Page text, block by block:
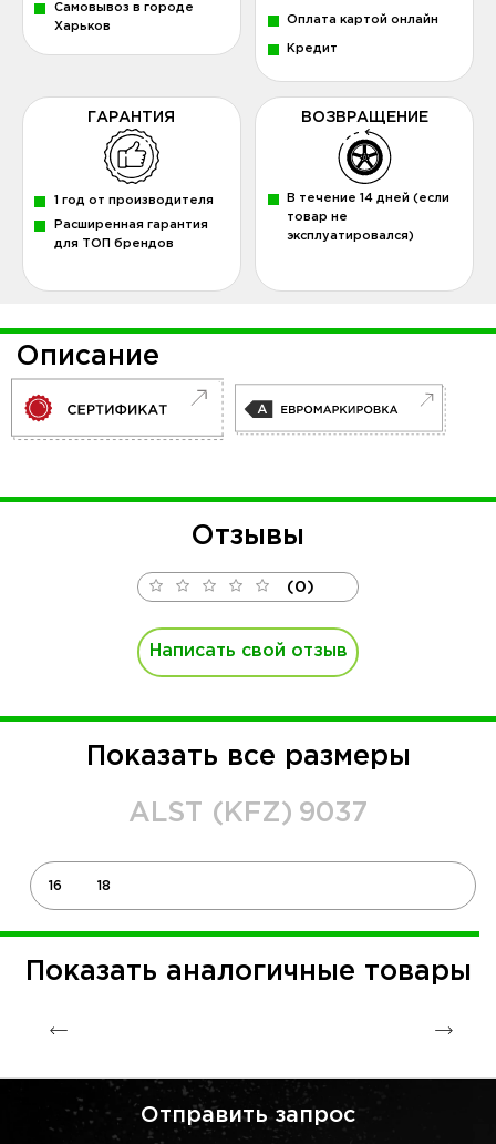
Самовывоз в городе
Харьков
Оплата картой онлайн
Кредит
ГАРАНТИЯ
1 год от производителя
Расширенная гарантия
для ТОП брендов
ВОЗВРАЩЕНИЕ
В течение 14 дней (если
товар не
эксплуатировался)
Описание
Отзывы
(0)
Написать свой отзыв
Показать все размеры
ALST (KFZ) 9037
16 18
Показать аналогичные товары
Отправить запрос